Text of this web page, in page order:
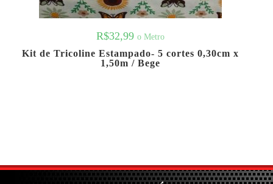
R$32,99 o Metro
Kit de Tricoline Estampado- 5 cortes 0,30cm x
1,50m / Bege